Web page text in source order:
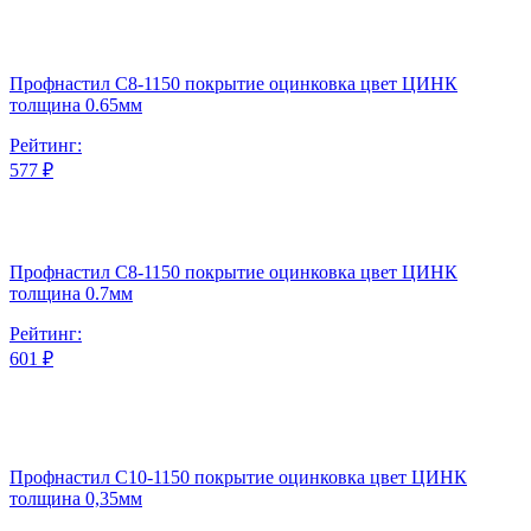
Профнастил С8-1150 покрытие оцинковка цвет ЦИНК
толщина 0.65мм
Рейтинг:
577 ₽
Профнастил С8-1150 покрытие оцинковка цвет ЦИНК
толщина 0.7мм
Рейтинг:
601 ₽
Профнастил С10-1150 покрытие оцинковка цвет ЦИНК
толщина 0,35мм